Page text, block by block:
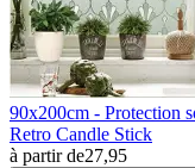
90x200cm - Protection
Retro Candle Stick
à partir de27,95